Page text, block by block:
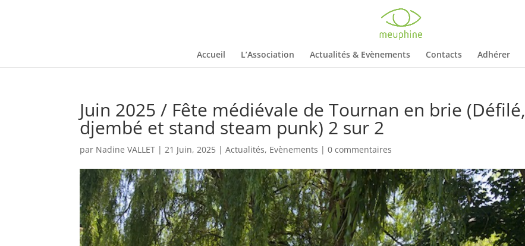
Accueil L’Association Actualités & Evènements Contacts Adhérer
Juin 2025 / Fête médiévale de Tournan en brie (Défilé,
djembé et stand steam punk) 2 sur 2
par Nadine VALLET |21 Juin, 2025 |Actualités, Evènements |0 commentaires